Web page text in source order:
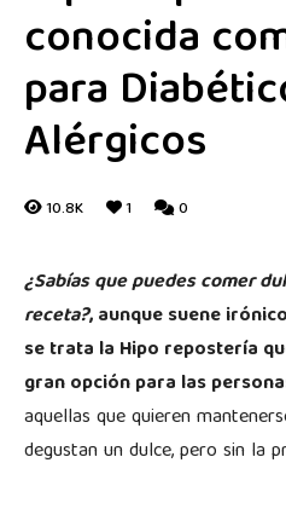
conocida
para
Alérgicos
10.8K 1 0
¿Sabías que puedes comer
receta?, aunque suene
se trata la Hipo repostería
gran opción para las
aquellas que quieren
degustan un dulce, pero sin la